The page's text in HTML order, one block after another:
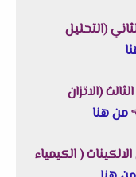
(التحليل
(الاتزان
من هنا
( الكيمياء